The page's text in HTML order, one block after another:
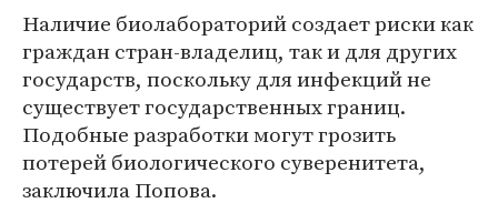
Наличие биолабораторий создает риски как
граждан стран-владелиц, так и для других
государств, поскольку для инфекций не
существует государственных границ.
Подобные разработки могут грозить
потерей биологического суверенитета,
заключила Попова.